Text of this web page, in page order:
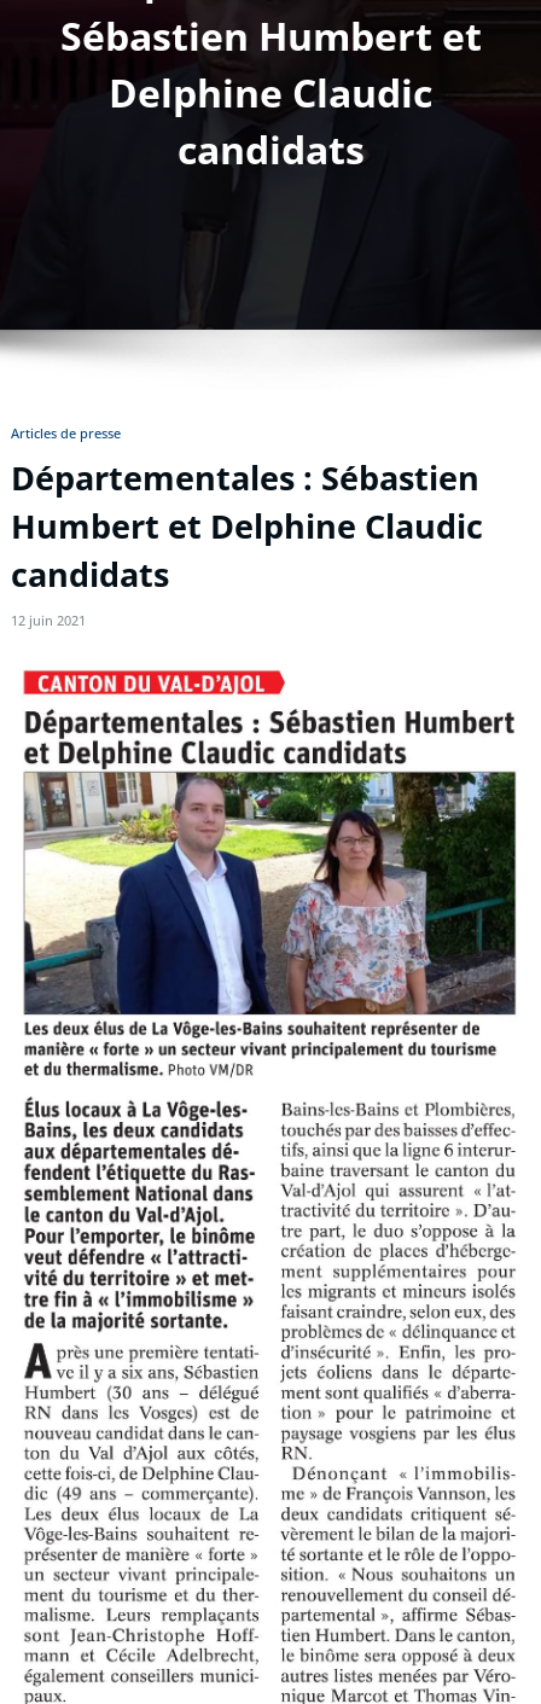
Sébastien Humbert et
Delphine Claudic
candidats
Articles de presse
Départementales : Sébastien
Humbert et Delphine Claudic
candidats
12 juin 2021